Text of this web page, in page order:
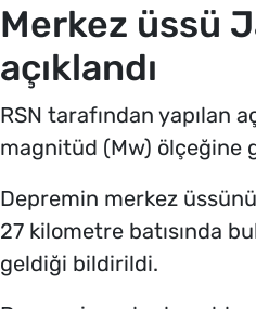
Merkez üssü
açıklandı
RSN tarafından yapılan
magnitüd (Mw) ölçeğine
Depremin merkez
27 kilometre batısında
geldiği bildirildi.